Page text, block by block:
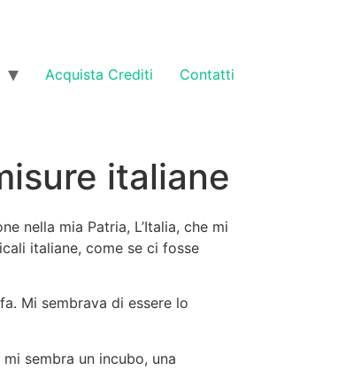
Acquista Crediti Contatti
italiane
nella mia Patria, L’Italia, che mi
italiane, come se ci fosse
Mi sembrava di essere lo
sembra un incubo, una